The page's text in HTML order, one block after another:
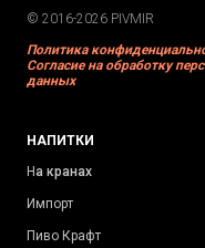
© 2016-2026 PIVMIR
Политика
Согласие на обработку
данных
НАПИТКИ
На кранах
Импорт
Пиво Крафт